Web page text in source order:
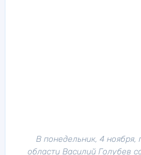
В понедельник, 4 ноября,
области Василий Голубев